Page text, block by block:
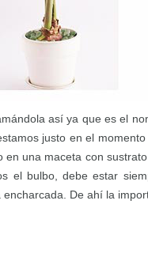
así ya que es el
justo en el
en una maceta con
el bulbo, debe estar
De ahí la